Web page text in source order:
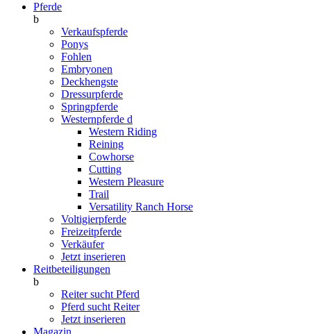
Pferde
b
Verkaufspferde
Ponys
Fohlen
Embryonen
Deckhengste
Dressurpferde
Springpferde
Westernpferde d
Western Riding
Reining
Cowhorse
Cutting
Western Pleasure
Trail
Versatility Ranch Horse
Voltigierpferde
Freizeitpferde
Verkäufer
Jetzt inserieren
Reitbeteiligungen
b
Reiter sucht Pferd
Pferd sucht Reiter
Jetzt inserieren
Magazin